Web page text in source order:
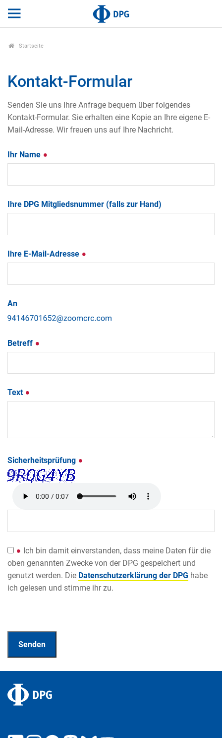
Startseite
Kontakt-Formular
Senden Sie uns Ihre Anfrage bequem über folgendes
Kontakt-Formular. Sie erhalten eine Kopie an Ihre eigene E-
Mail-Adresse. Wir freuen uns auf Ihre Nachricht.
Ihr Name
Ihre DPG Mitgliedsnummer (falls zur Hand)
Ihre E-Mail-Adresse
An
Betreff
Text
Sicherheitsprüfung
Ich bin damit einverstanden, dass meine Daten für die
oben genannten Zwecke von der DPG gespeichert und
genutzt werden. Die Datenschutzerklärung der DPG habe
ich gelesen und stimme ihr zu.